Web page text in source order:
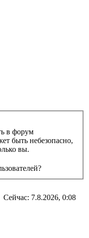
в форум
быть небезопасно,
вы.
Сейчас: 7.8.2026, 0:08